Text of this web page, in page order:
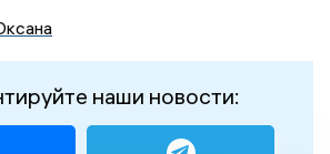
наши новости: